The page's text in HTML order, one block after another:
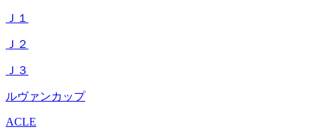
Ｊ１
Ｊ２
Ｊ３
ルヴァンカップ
ACLE